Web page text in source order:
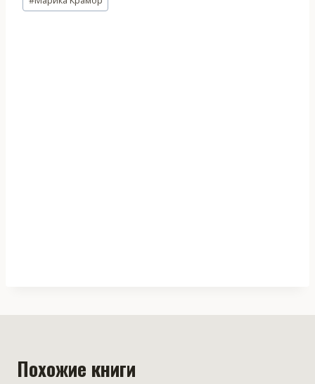
записи:
Похожие книги